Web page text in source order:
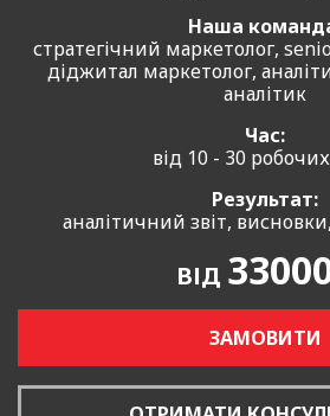
Наша
стратегічний маркетолог,
діджитал маркетолог,
аналітик
Час:
від 10 - 30
Результат:
аналітичний звіт,
ВІД
ЗАМОВИТИ